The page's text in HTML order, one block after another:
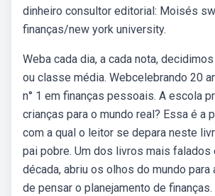
dinheiro consultor editorial: Moisés
finanças/new york university.
Weba cada dia, a cada nota,
ou classe média. Webcelebrando 20
n° 1 em finanças pessoais. A escola
crianças para o mundo real? Essa é a
com a qual o leitor se depara neste
pai pobre. Um dos livros mais falados
década, abriu os olhos do mundo para
de pensar o planejamento de